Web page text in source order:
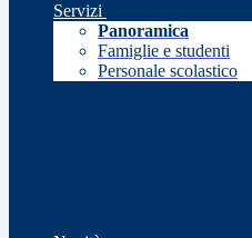
Servizi
Panoramica
Famiglie e studenti
Personale scolastico